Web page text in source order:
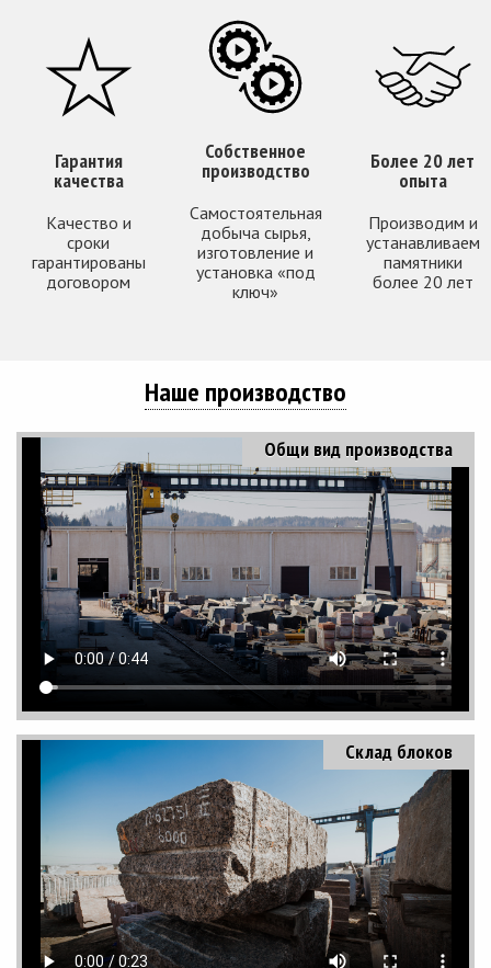
Гарантия
качества
Качество и
сроки
гарантированы
договором
Собственное
производство
Самостоятельная
добыча сырья,
изготовление и
установка «под
ключ»
Более 20 лет
опыта
Производим и
устанавливаем
памятники
более 20 лет
Наше производство
Общи вид производства
Склад блоков